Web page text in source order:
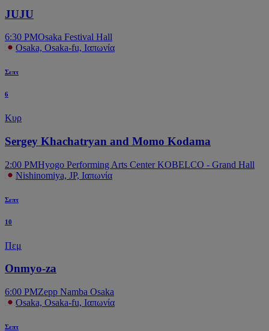
JUJU
6:30 PMOsaka Festival Hall
Osaka, Osaka-fu, Ιαπωνία
Σεπτ
6
Κυρ
Sergey Khachatryan and Momo Kodama
2:00 PMHyogo Performing Arts Center KOBELCO - Grand Hall
Nishinomiya, JP, Ιαπωνία
Σεπτ
10
Πεμ
Onmyo-za
6:00 PMZepp Namba Osaka
Osaka, Osaka-fu, Ιαπωνία
Σεπτ